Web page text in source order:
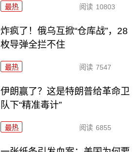
最热 阅读 10803
炸疯了！俄乌互掀“仓库战”，28
枚导弹全拦不住
最热 阅读 7547
伊朗赢了？这是特朗普给革命卫
队下“精准毒计”
最热 阅读 6855